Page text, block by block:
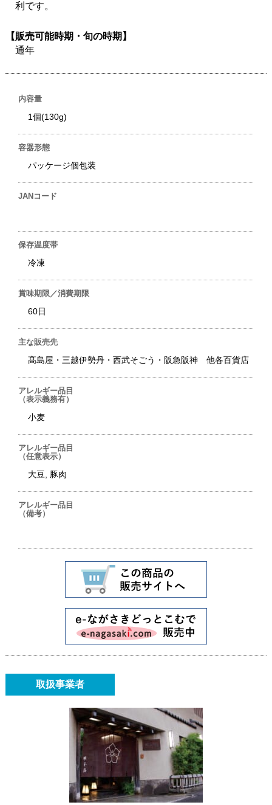
利です。
【販売可能時期・旬の時期】
通年
内容量
1個(130g)
容器形態
パッケージ個包装
JANコード
保存温度帯
冷凍
賞味期限／消費期限
60日
主な販売先
髙島屋・三越伊勢丹・西武そごう・阪急阪神 他各百貨店
アレルギー品目
（表示義務有）
小麦
アレルギー品目
（任意表示）
大豆, 豚肉
アレルギー品目
（備考）
取扱事業者